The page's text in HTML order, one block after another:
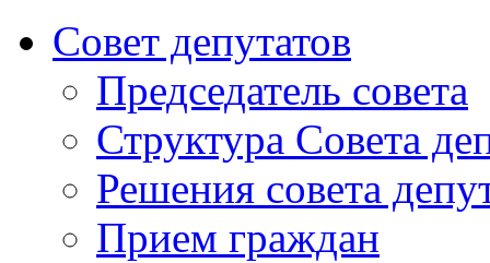
Совет депутатов
Председатель совета
Структура Совета
Решения совета
Прием граждан